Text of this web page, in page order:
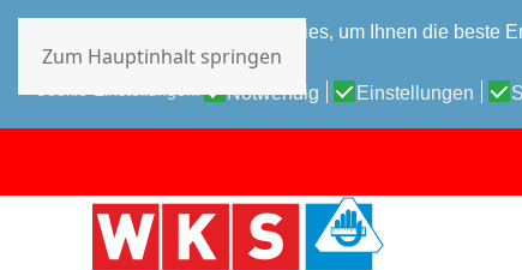
Diese Website verwendet Cookies, um Ihnen die beste
Datenschutz-Bestimmungen
Notwendig Einstellungen
Zum Hauptinhalt springen